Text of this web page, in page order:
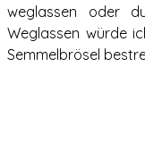
weglassen oder
Weglassen würde
Semmelbrösel